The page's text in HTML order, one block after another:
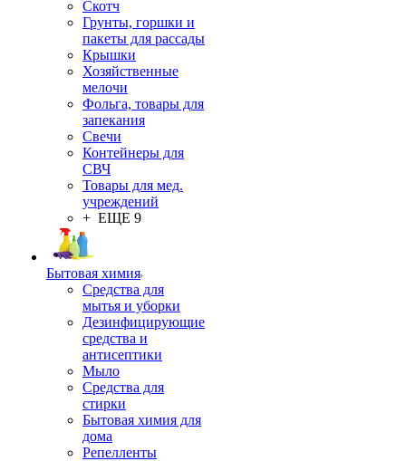
Скотч
Грунты, горшки и
пакеты для рассады
Крышки
Хозяйственные
мелочи
Фольга, товары для
запекания
Свечи
Контейнеры для
СВЧ
Товары для мед.
учреждений
+ ЕЩЕ 9
Бытовая химия
Средства для
мытья и уборки
Дезинфицирующие
средства и
антисептики
Мыло
Средства для
стирки
Бытовая химия для
дома
Репелленты